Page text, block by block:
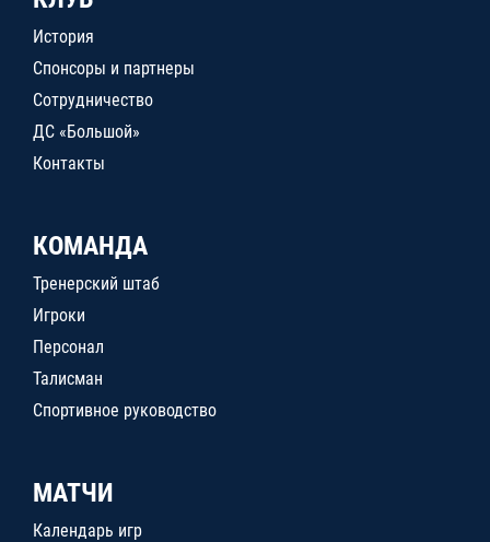
История
Спонсоры и партнеры
Сотрудничество
ДС «Большой»
Контакты
КОМАНДА
Тренерский штаб
Игроки
Персонал
Талисман
Спортивное руководство
МАТЧИ
Календарь игр